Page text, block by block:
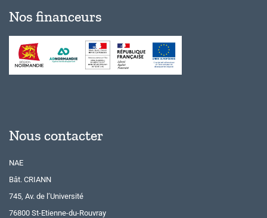
Nos financeurs
Nous contacter
NAE
Bât. CRIANN
745, Av. de l’Université
76800 St-Etienne-du-Rouvray